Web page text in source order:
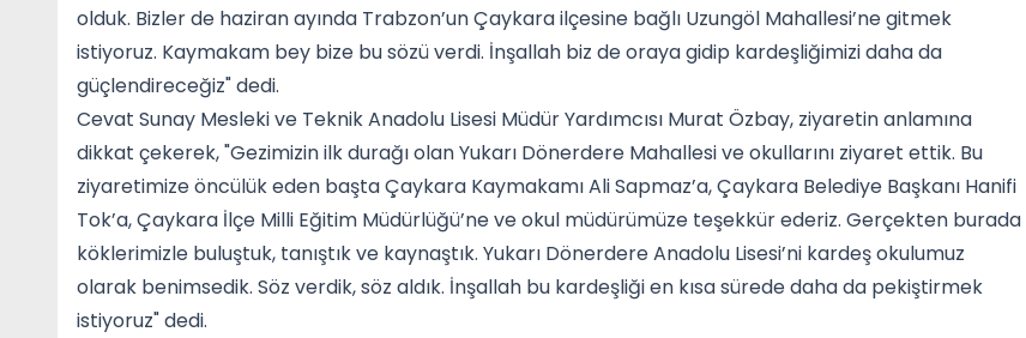
olduk. Bizler de haziran ayında Trabzon’un Çaykara ilçesine bağlı Uzungöl Mahallesi’ne gitmek
istiyoruz. Kaymakam bey bize bu sözü verdi. İnşallah biz de oraya gidip kardeşliğimizi daha da
güçlendireceğiz" dedi.
Cevat Sunay Mesleki ve Teknik Anadolu Lisesi Müdür Yardımcısı Murat Özbay, ziyaretin anlamına
dikkat çekerek, "Gezimizin ilk durağı olan Yukarı Dönerdere Mahallesi ve okullarını ziyaret ettik. Bu
ziyaretimize öncülük eden başta Çaykara Kaymakamı Ali Sapmaz’a, Çaykara Belediye Başkanı Hanifi
Tok’a, Çaykara İlçe Milli Eğitim Müdürlüğü’ne ve okul müdürümüze teşekkür ederiz. Gerçekten burada
köklerimizle buluştuk, tanıştık ve kaynaştık. Yukarı Dönerdere Anadolu Lisesi’ni kardeş okulumuz
olarak benimsedik. Söz verdik, söz aldık. İnşallah bu kardeşliği en kısa sürede daha da pekiştirmek
istiyoruz" dedi.